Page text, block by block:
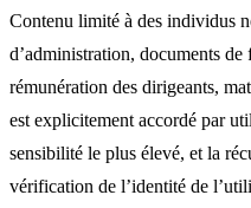
Contenu limité à des individus
d’administration, documents
rémunération des dirigeants,
est explicitement accordé par
sensibilité le plus élevé, et la
vérification de l’identité de